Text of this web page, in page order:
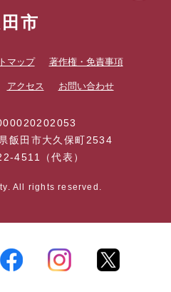
市
マップ 著作権・免責事項
アクセス お問い合わせ
飯田市大久保町2534
4511（代表）
All rights reserved.